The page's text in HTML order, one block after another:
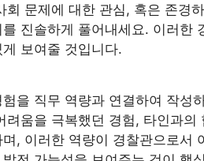
회 문제에 대한 관심, 혹은 존경
진솔하게 풀어내세요. 이러한
보여줄 것입니다.
을 직무 역량과 연결하여 작성
려움을 극복했던 경험, 타인과
, 이러한 역량이 경찰관으로서